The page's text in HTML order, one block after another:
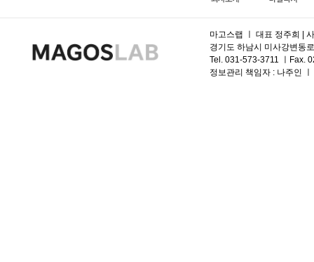
마고스랩 ㅣ 대표 정주희 |
경기도 하남시 미사강변동
Tel. 031-573-3711 ㅣFax.
정보관리 책임자 : 나주인 ㅣ